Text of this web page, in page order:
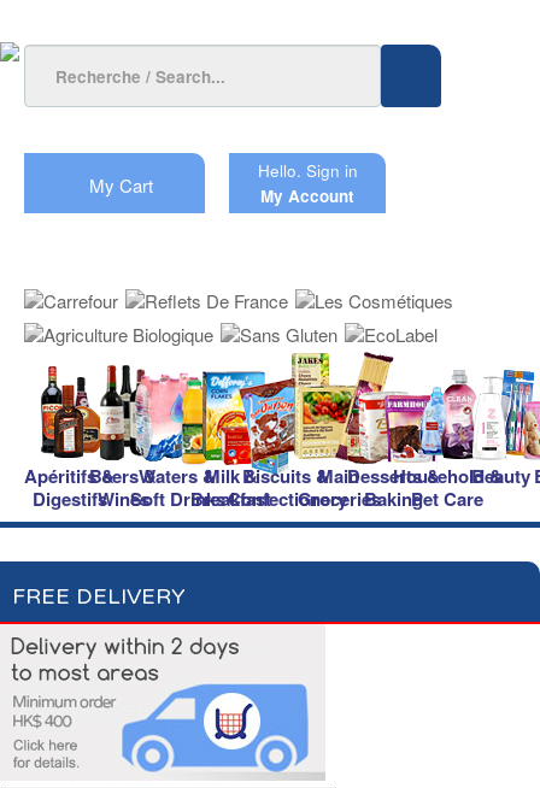
My Cart
Hello. Sign in
My Account
Apéritifs &
Digestifs
Beers &
Wines
Waters &
Soft Drinks
Milk &
Breakfast
Biscuits &
Confectionery
Main
Groceries
Desserts &
Baking
Household &
Pet Care
Beauty
FREE DELIVERY